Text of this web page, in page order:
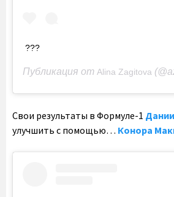
???
Публикация от Alina Zagitova
Свои результаты в Формуле-1
улучшить с помощью… Конора